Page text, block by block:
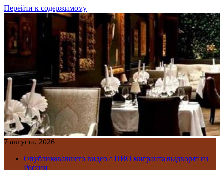
Перейти к содержимому
7 августа, 2026
Опубликовавшего видео с ПВО мигранта выдворят из
России